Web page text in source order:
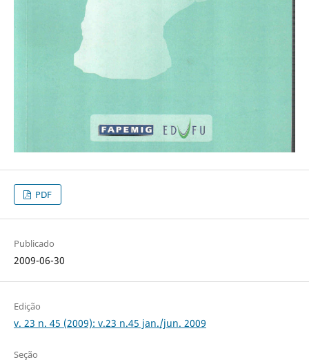
PDF
Publicado
2009-06-30
Edição
v. 23 n. 45 (2009): v.23 n.45 jan./jun. 2009
Seção